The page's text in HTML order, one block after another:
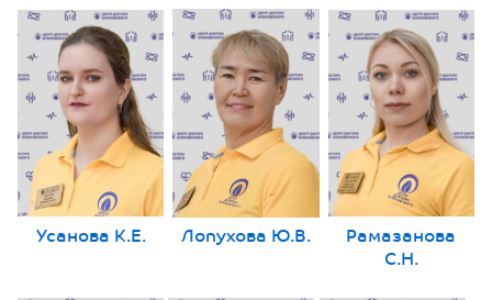
Усанова К.Е. Лопухова Ю.В. Рамазанова
С.Н.